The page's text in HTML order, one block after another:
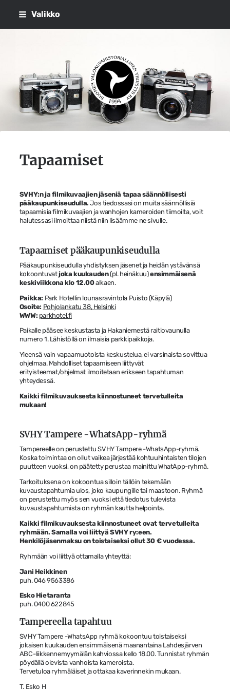
Siirry
sivun
sisältöön
Valikko
Suomen
Tapaamiset
SVHY:n ja filmikuvaajien jäseniä tapaa säännöllisesti
pääkaupunkiseudulla.Jos tiedossasi on muita säännöllisiä
tapaamisia filmikuvaajien ja wanhojen kameroiden tiimoilta, voit
halutessasi ilmoittaa niistä niin lisäämme ne sivulle.
Tapaamiset pääkaupunkiseudulla
Pääkaupunkiseudulla yhdistyksen jäsenet ja heidän ystävänsä
kokoontuvat joka kuukauden(pl. heinäkuu)ensimmäisenä
keskiviikkona klo 12.00alkaen.
Paikka: Park Hotellin lounasravintola Puisto (Käpylä)
Osoite: Pohjolankatu 38, Helsinki
WWW: parkhotel.fi
Paikalle pääsee keskustasta ja Hakaniemestä raitiovaunulla
numero 1. Lähistöllä on ilmaisia parkkipaikkoja.
Yleensä vain vapaamuotoista keskustelua, ei varsinaista sovittua
ohjelmaa. Mahdolliset tapaamiseen liittyvät
erityisteemat/ohjelmat ilmoitetaan erikseen tapahtuman
yhteydessä.
Kaikki filmikuvauksesta kiinnostuneet tervetulleita
mukaan!
SVHY Tampere -WhatsApp-ryhmä
Tampereelle on perustettu SVHY Tampere -WhatsApp-ryhmä.
Koska toimintaa on ollut vaikea järjestää kohtuuhintaisten tilojen
puutteen vuoksi, on päätetty perustaa mainittu WhatApp-ryhmä.
Tarkoituksena on kokoontua silloin tällöin tekemään
kuvaustapahtumia ulos, joko kaupungille tai maastoon. Ryhmä
on perustettu myös sen vuoksi että tiedotus tulevista
kuvaustapahtumista on ryhmän kautta helpointa.
Kaikki filmikuvauksesta kiinnostuneet ovat tervetulleita
ryhmään. Samalla voi liittyä SVHY ry:een.
Henkilöjäsenmaksu on toistaiseksi ollut 30 € vuodessa.
Ryhmään voi liittyä ottamalla yhteyttä:
Jani Heikkinen
puh. 046 9563386
Esko Hietaranta
puh. 0400 622845
Tampereella tapahtuu
SVHY Tampere -WhatsApp ryhmä kokoontuu toistaiseksi
jokaisen kuukauden ensimmäisenä maanantaina Lahdesjärven
ABC-liikkennemyymälän kahviossa kello 18.00. Tunnistat ryhmän
pöydällä olevista vanhoista kameroista.
Tervetuloa ryhmäläiset ja ottakaa kaverinnekin mukaan.
T. Esko H